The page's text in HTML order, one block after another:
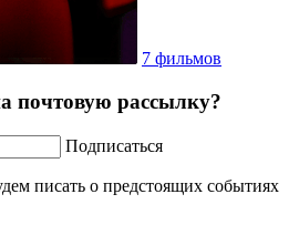
7 фильмов
почтовую рассылку?
Подписаться
писать о предстоящих событиях